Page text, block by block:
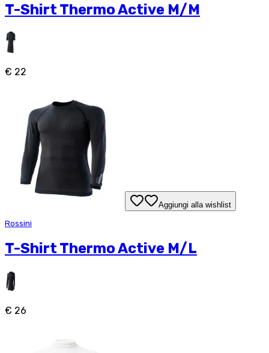
T-Shirt Thermo Active M/M
€ 22
Aggiungi alla wishlist
Rossini
T-Shirt Thermo Active M/L
€ 26